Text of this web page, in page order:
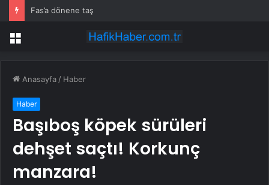
Fas’a dönene taş
Menü
Anasayfa / Haber
Haber
Başıboş köpek sürüleri
dehşet saçtı! Korkunç
manzara!